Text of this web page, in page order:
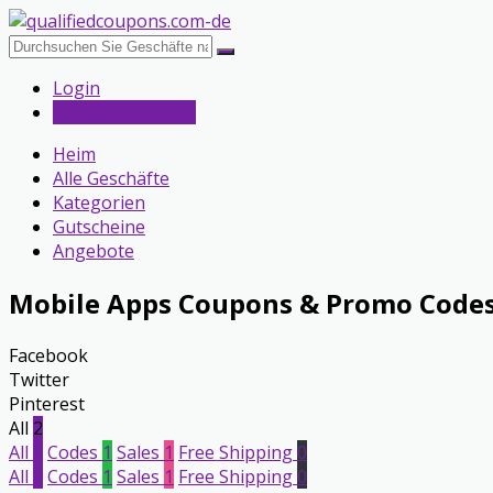
Login
Heim
Alle Geschäfte
Kategorien
Gutscheine
Angebote
Mobile Apps Coupons & Promo
Facebook
Twitter
Pinterest
All 2
All
Codes 1 Sales 1 Free Shipping0
All
Codes 1 Sales 1 Free Shipping0